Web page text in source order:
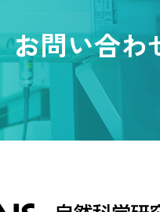
お問い合わ